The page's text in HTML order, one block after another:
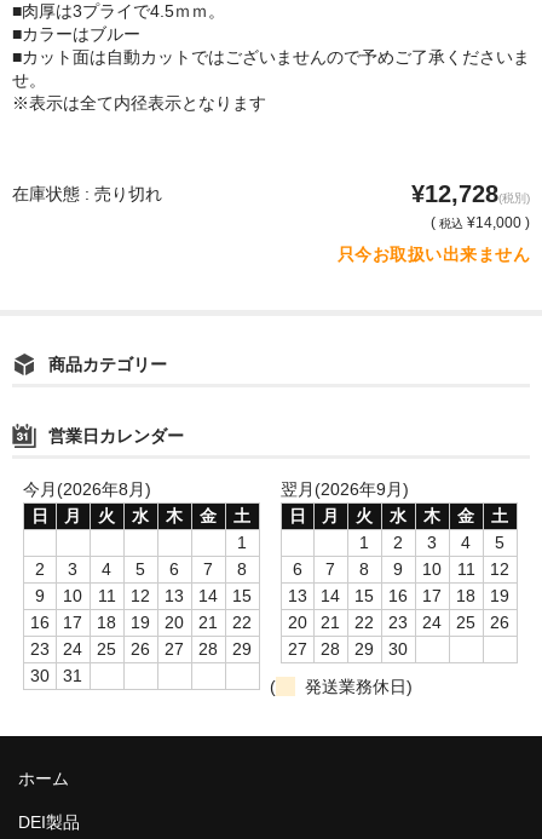
■肉厚は3プライで4.5ｍｍ。
■カラーはブルー
■カット面は自動カットではございませんので予めご了承くださいま
せ。
※表示は全て内径表示となります
在庫状態 : 売り切れ ¥12,728(税別)
( 税込 ¥14,000 )
只今お取扱い出来ません
商品カテゴリー
営業日カレンダー
今月(2026年8月)
日
月 火 水 木 金
土
1
2
3 4 5 6 7
8
9
10 11 12 13 14
15
16
17 18 19 20 21
22
23
24 25 26 27 28
29
30
31
翌月(2026年9月)
日
月 火 水 木 金
土
1
2 3 4
5
6
7 8 9 10 11
12
13
14 15 16 17 18
19
20
21 22 23 24 25
26
27
28 29
30
(
発送業務休日)
ホーム
DEI製品